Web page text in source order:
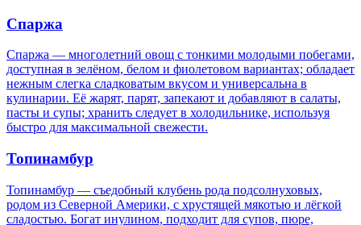
Спаржа
Спаржа — многолетний овощ с тонкими молодыми побегами,
доступная в зелёном, белом и фиолетовом вариантах; обладает
нежным слегка сладковатым вкусом и универсальна в
кулинарии. Её жарят, парят, запекают и добавляют в салаты,
пасты и супы; хранить следует в холодильнике, используя
быстро для максимальной свежести.
Топинамбур
Топинамбур — съедобный клубень рода подсолнуховых,
родом из Северной Америки, с хрустящей мякотью и лёгкой
сладостью. Богат инулином, подходит для супов, пюре,